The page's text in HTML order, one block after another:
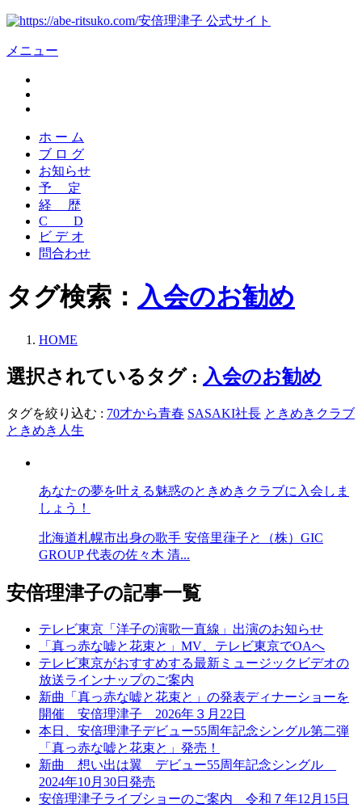
安倍理津子 公式サイト
メニュー
ホ ー ム
ブ ロ グ
お知らせ
予 定
経 歴
C D
ビ デ オ
問合わせ
タグ検索： 入会のお勧め
HOME
選択されているタグ : 入会のお勧め
タグを絞り込む : 70才から青春 SASAKI社長 ときめきクラブ
ときめき人生
あなたの夢を叶える魅惑のときめきクラブに入会しま
しょう！
北海道札幌市出身の歌手 安倍里葎子と（株）GIC
GROUP 代表の佐々木 清...
安倍理津子の記事一覧
テレビ東京「洋子の演歌一直線」出演のお知らせ
「真っ赤な嘘と花束と」MV、テレビ東京でOAへ
テレビ東京がおすすめする最新ミュージックビデオの
放送ラインナップのご案内
新曲「真っ赤な嘘と花束と」の発表ディナーショーを
開催 安倍理津子 2026年３月22日
本日、安倍理津子デビュー55周年記念シングル第二弾
「真っ赤な嘘と花束と」発売！
新曲 想い出は翼 デビュー55周年記念シングル
2024年10月30日発売
安倍理津子ライブショーのご案内 令和７年12月15日